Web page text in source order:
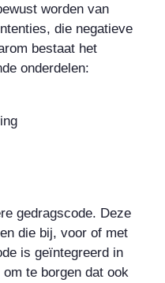
worden van
die negatieve
bestaat het
onderdelen:
gedragscode. Deze
die bij, voor of met
is geïntegreerd in
te borgen dat ook